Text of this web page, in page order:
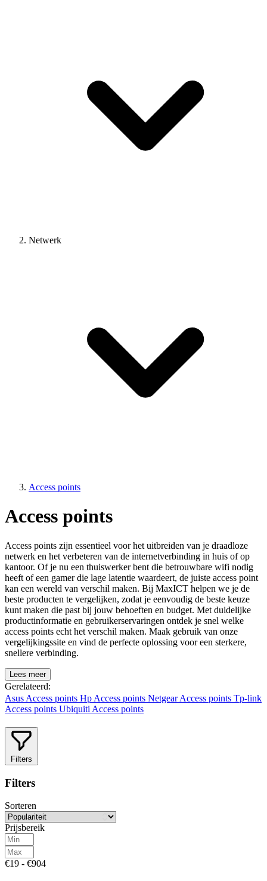
Netwerk
Access points
Access points
Access points zijn essentieel voor het uitbreiden van je draadloze
netwerk en het verbeteren van de internetverbinding in huis of op
kantoor. Of je nu een thuiswerker bent die betrouwbare wifi nodig
heeft of een gamer die lage latentie waardeert, de juiste access point
kan een wereld van verschil maken. Bij MaxICT helpen we je de
beste producten te vergelijken, zodat je eenvoudig de beste keuze
kunt maken die past bij jouw behoeften en budget. Met duidelijke
productinformatie en gebruikerservaringen ontdek je snel welke
access points echt het verschil maken. Maak gebruik van onze
vergelijkingssite en vind de perfecte oplossing voor een sterkere,
snellere verbinding.
Lees meer
Gerelateerd:
Asus Access points Hp Access points Netgear Access points Tp-link
Access points Ubiquiti Access points
Filters
Filters
Sorteren
Prijsbereik
€19 - €904